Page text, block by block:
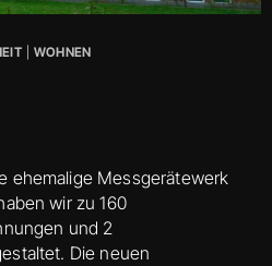
WOHNEN
ehemalige Messgerätewerk
wir zu 160
und 2
Die neuen